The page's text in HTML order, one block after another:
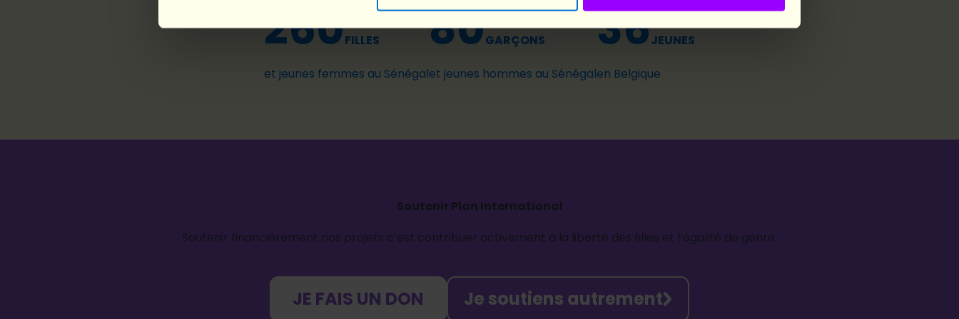
260FILLES
et jeunes femmes au Sénégal
80GARÇONS
et jeunes hommes au Sénégal
36JEUNES
en Belgique
Soutenir Plan International
Soutenir financièrement nos projets c’est contribuer activement à la liberté des filles et l’égalité de genre.
JE FAIS UN DON Je soutiens autrement